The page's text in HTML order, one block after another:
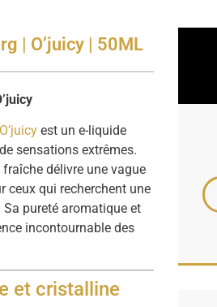
| O’juicy | 50ML
O’juicy est un e-liquide
sensations extrêmes.
délivre une vague
ceux qui recherchent une
pureté aromatique et
incontournable des
et cristalline